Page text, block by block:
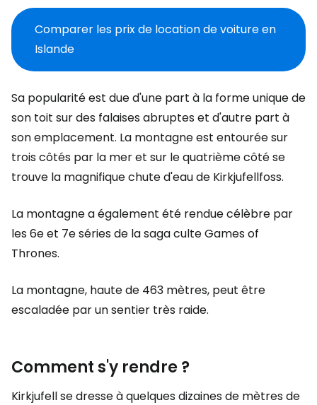
Comparer les prix de location de voiture en
Islande
Sa popularité est due d'une part à la forme unique de
son toit sur des falaises abruptes et d'autre part à
son emplacement. La montagne est entourée sur
trois côtés par la mer et sur le quatrième côté se
trouve la magnifique chute d'eau de Kirkjufellfoss.
La montagne a également été rendue célèbre par
les 6e et 7e séries de la saga culteGames of
Thrones.
La montagne, haute de 463 mètres, peut être
escaladée par un sentier très raide.
Comment s'y rendre ?
Kirkjufell se dresse à quelques dizaines de mètres de